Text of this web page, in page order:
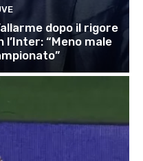
dopo il rigore
“Meno male